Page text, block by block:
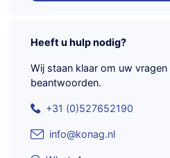
Heeft u hulp nodig?
Wij staan klaar om uw vragen
beantwoorden.
+31 (0)527652190
info@konag.nl